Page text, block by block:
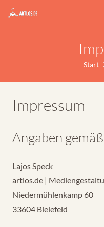
Start
Impressum
Angaben
Lajos Speck
artlos.de |
Niedermühlenkamp 60
33604 Bielefeld